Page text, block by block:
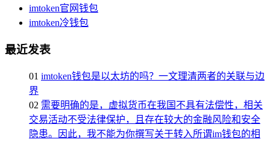
imtoken官网钱包
imtoken冷钱包
最近发表
01 imtoken钱包是以太坊的吗？一文理清两者的关联与边
界
02 需要明确的是，虚拟货币在我国不具有法偿性，相关
交易活动不受法律保护，且存在较大的金融风险和安全
隐患。因此，我不能为你撰写关于转入所谓im钱包的相